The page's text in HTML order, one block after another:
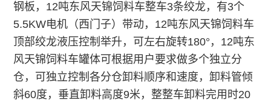
钢板，12吨东风天锦饲料车整车3条绞龙，有3个
5.5KW电机（西门子）带动，12吨东风天锦饲料车
顶部绞龙液压控制举升，可左右旋转180°，12吨东
风天锦饲料车罐体可根据用户要求做多个独立分
仓，可独立控制各分仓卸料顺序和速度，卸料管倾
斜60度，垂直卸料高度9米，整整车卸料完用时20